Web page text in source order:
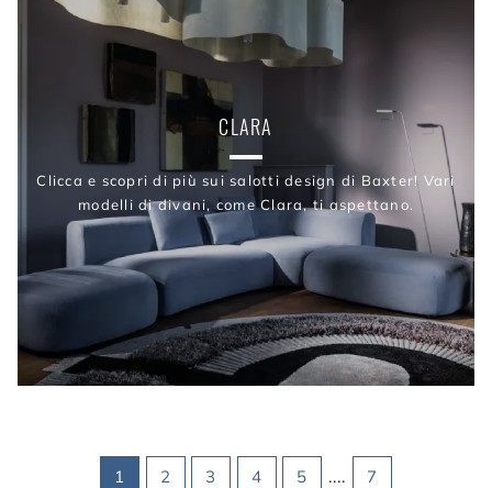
CLARA
Clicca e scopri di più sui salotti design di Baxter! Vari
modelli di divani, come Clara, ti aspettano.
1 2 3 4 5 .... 7